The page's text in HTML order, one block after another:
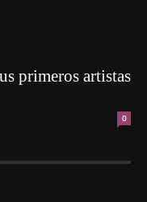
primeros artistas
0